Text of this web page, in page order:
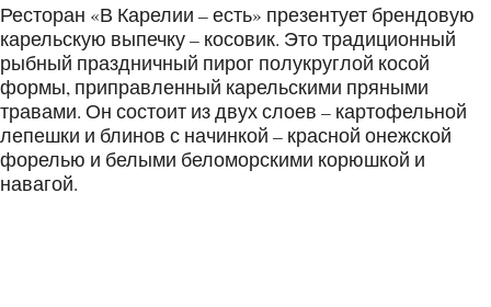
Ресторан «В Карелии – есть» презентует брендовую
карельскую выпечку – косовик. Это традиционный
рыбный праздничный пирог полукруглой косой
формы, приправленный карельскими пряными
травами. Он состоит из двух слоев – картофельной
лепешки и блинов с начинкой – красной онежской
форелью и белыми беломорскими корюшкой и
навагой.